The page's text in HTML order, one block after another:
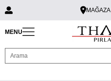
MAĞAZA
MENU